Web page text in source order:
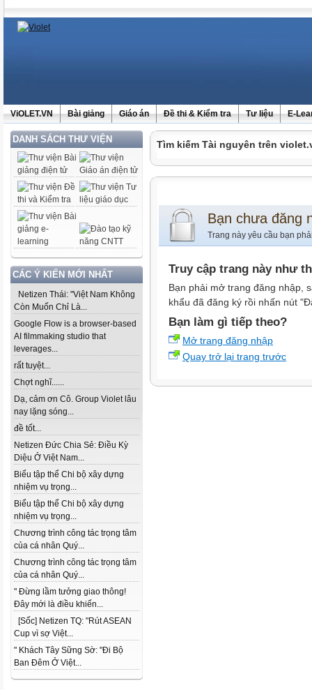
ViOLET.VN Bài giảng Giáo án Đề thi & Kiểm tra Tư liệu E-
DANH SÁCH THƯ VIỆN
CÁC Ý KIẾN MỚI NHẤT
Netizen Thái: "Việt Nam Không
Còn Muốn Chỉ Là...
Google Flow is a browser-based
AI filmmaking studio that
leverages...
rất tuyệt...
Chợt nghĩ......
Dạ, cảm ơn Cô. Group Violet lâu
nay lặng sóng...
đề tốt...
Netizen Đức Chia Sẻ: Điều Kỳ
Diệu Ở Việt Nam...
Biểu tập thể Chi bộ xây dựng
nhiệm vụ trọng...
Biểu tập thể Chi bộ xây dựng
nhiệm vụ trọng...
Chương trình công tác trọng tâm
của cá nhân Quý...
Chương trình công tác trọng tâm
của cá nhân Quý...
" Đừng lầm tưởng giao thông!
Đây mới là điều khiến...
[Sốc] Netizen TQ: "Rút ASEAN
Cup vì sợ Việt...
" Khách Tây Sững Sờ: "Đi Bộ
Ban Đêm Ở Việt...
Tìm kiếm Tài nguyên trên
Bạn chưa đăng
Trang này yêu cầu bạn
Truy cập trang này như
Bạn phải mở trang đăng nhập,
khẩu đã đăng ký rồi nhấn nút
Bạn làm gì tiếp theo?
Mở trang đăng nhập
Quay trở lại trang trước